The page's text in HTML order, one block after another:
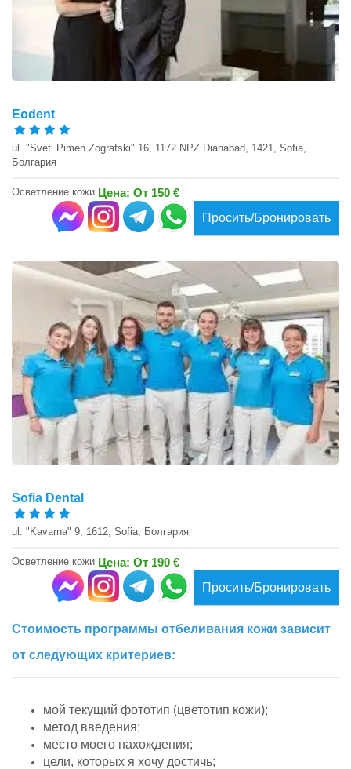
Eodent
ul. "Sveti Pimen Zografski" 16, 1172 NPZ Dianabad, 1421, Sofia,
Болгария
Осветление кожи Цена: От 150 €
Просить/Бронировать
Sofia Dental
ul. "Kavarna" 9, 1612, Sofia, Болгария
Осветление кожи Цена: От 190 €
Просить/Бронировать
Стоимость программы отбеливания кожи зависит
от следующих критериев:
мой текущий фототип (цветотип кожи);
метод введения;
место моего нахождения;
цели, которых я хочу достичь;